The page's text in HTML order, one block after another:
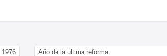
1976 Año de la ultima reforma